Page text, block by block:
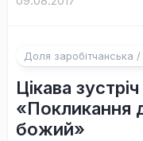
Доля заробітчанська /
Цікава
«Покликання
божий»